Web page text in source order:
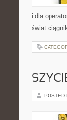
i dla
świat
POSTED